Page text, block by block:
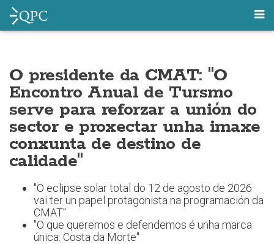
O presidente da CMAT: "O
Encontro Anual de Tursmo
serve para reforzar a unión do
sector e proxectar unha imaxe
conxunta de destino de
calidade"
"O eclipse solar total do 12 de agosto de 2026
vai ter un papel protagonista na programación da
CMAT".
"O que queremos e defendemos é unha marca
única: Costa da Morte"